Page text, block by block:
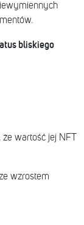
bliskiego
wartość jej NFT
wzrostem